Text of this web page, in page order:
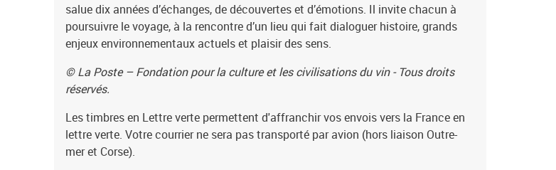
salue dix années d’échanges, de découvertes et d’émotions. Il invite chacun à
poursuivre le voyage, à la rencontre d’un lieu qui fait dialoguer histoire, grands
enjeux environnementaux actuels et plaisir des sens.
© La Poste – Fondation pour la culture et les civilisations du vin - Tous droits
réservés.
Les timbres en Lettre verte permettent d'affranchir vos envois vers la France en
lettre verte. Votre courrier ne sera pas transporté par avion (hors liaison Outre-
mer et Corse).